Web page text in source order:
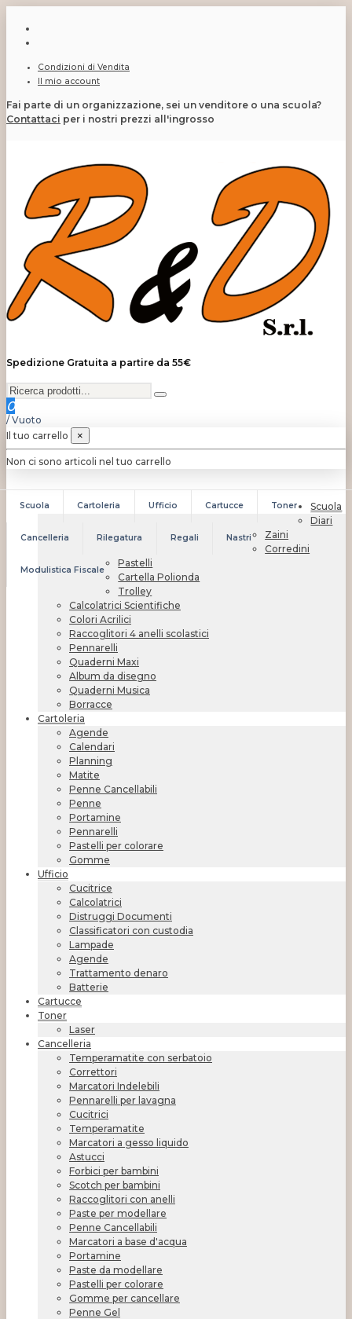
Condizioni di Vendita
Il mio account
Fai parte di un organizzazione, sei un venditore o una scuola?
Contattaci per i nostri prezzi all'ingrosso
Spedizione Gratuita a partire da 55€
0
/ Vuoto
Il tuo carrello
×
Non ci sono articoli nel tuo carrello
Scuola Cartoleria Ufficio Cartucce Toner
Cancelleria Rilegatura Regali Nastri
Modulistica Fiscale
Scuola
Diari
Zaini
Corredini
Pastelli
Cartella Polionda
Trolley
Calcolatrici Scientifiche
Colori Acrilici
Raccoglitori 4 anelli scolastici
Pennarelli
Quaderni Maxi
Album da disegno
Quaderni Musica
Borracce
Cartoleria
Agende
Calendari
Planning
Matite
Penne Cancellabili
Penne
Portamine
Pennarelli
Pastelli per colorare
Gomme
Ufficio
Cucitrice
Calcolatrici
Distruggi Documenti
Classificatori con custodia
Lampade
Agende
Trattamento denaro
Batterie
Cartucce
Toner
Laser
Cancelleria
Temperamatite con serbatoio
Correttori
Marcatori Indelebili
Pennarelli per lavagna
Cucitrici
Temperamatite
Marcatori a gesso liquido
Astucci
Forbici per bambini
Scotch per bambini
Raccoglitori con anelli
Paste per modellare
Penne Cancellabili
Marcatori a base d'acqua
Portamine
Paste da modellare
Pastelli per colorare
Gomme per cancellare
Penne Gel